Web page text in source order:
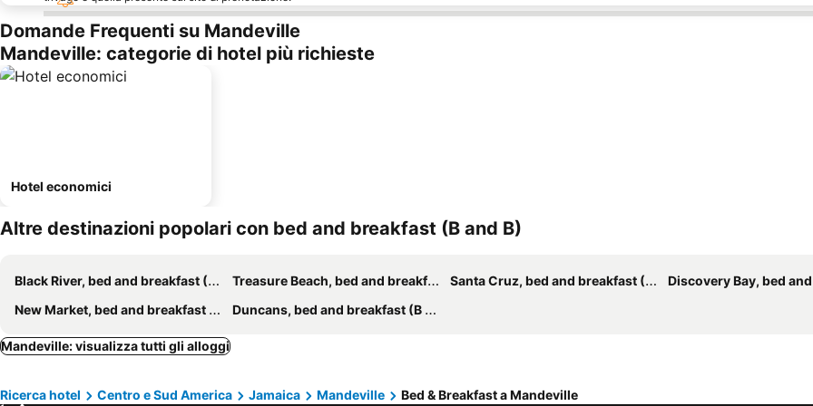
Domande Frequenti su Mandeville
Mandeville: categorie di hotel più richieste
Hotel economici
Altre destinazioni popolari con bed and breakfast (B and B)
Black River, bed and breakfast (B and B) Treasure Beach, bed and breakfast (B and B) Santa Cruz, bed and breakfast (B and B)
Discovery Bay, bed and
New Market, bed and breakfast (B and B)
Duncans, bed and breakfast (B and B)
Mandeville: visualizza tutti gli alloggi
Ricerca hotel Centro e Sud America Jamaica Mandeville Bed & Breakfast a Mandeville